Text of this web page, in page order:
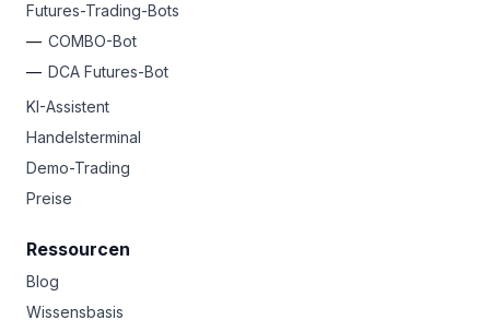
Futures-Trading-Bots
COMBO-Bot
DCA Futures-Bot
KI-Assistent
Handelsterminal
Demo-Trading
Preise
Ressourcen
Blog
Wissensbasis